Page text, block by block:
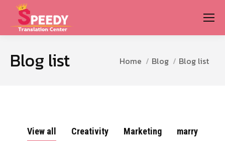
Blog list You are here:
Home Blog Blog list
View all Creativity Marketing
marry